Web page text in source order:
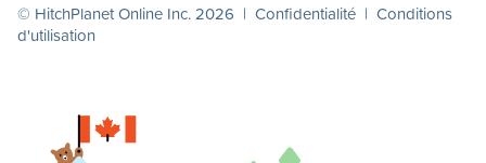
© HitchPlanet Online Inc. 2026 | Confidentialité | Conditions
d'utilisation